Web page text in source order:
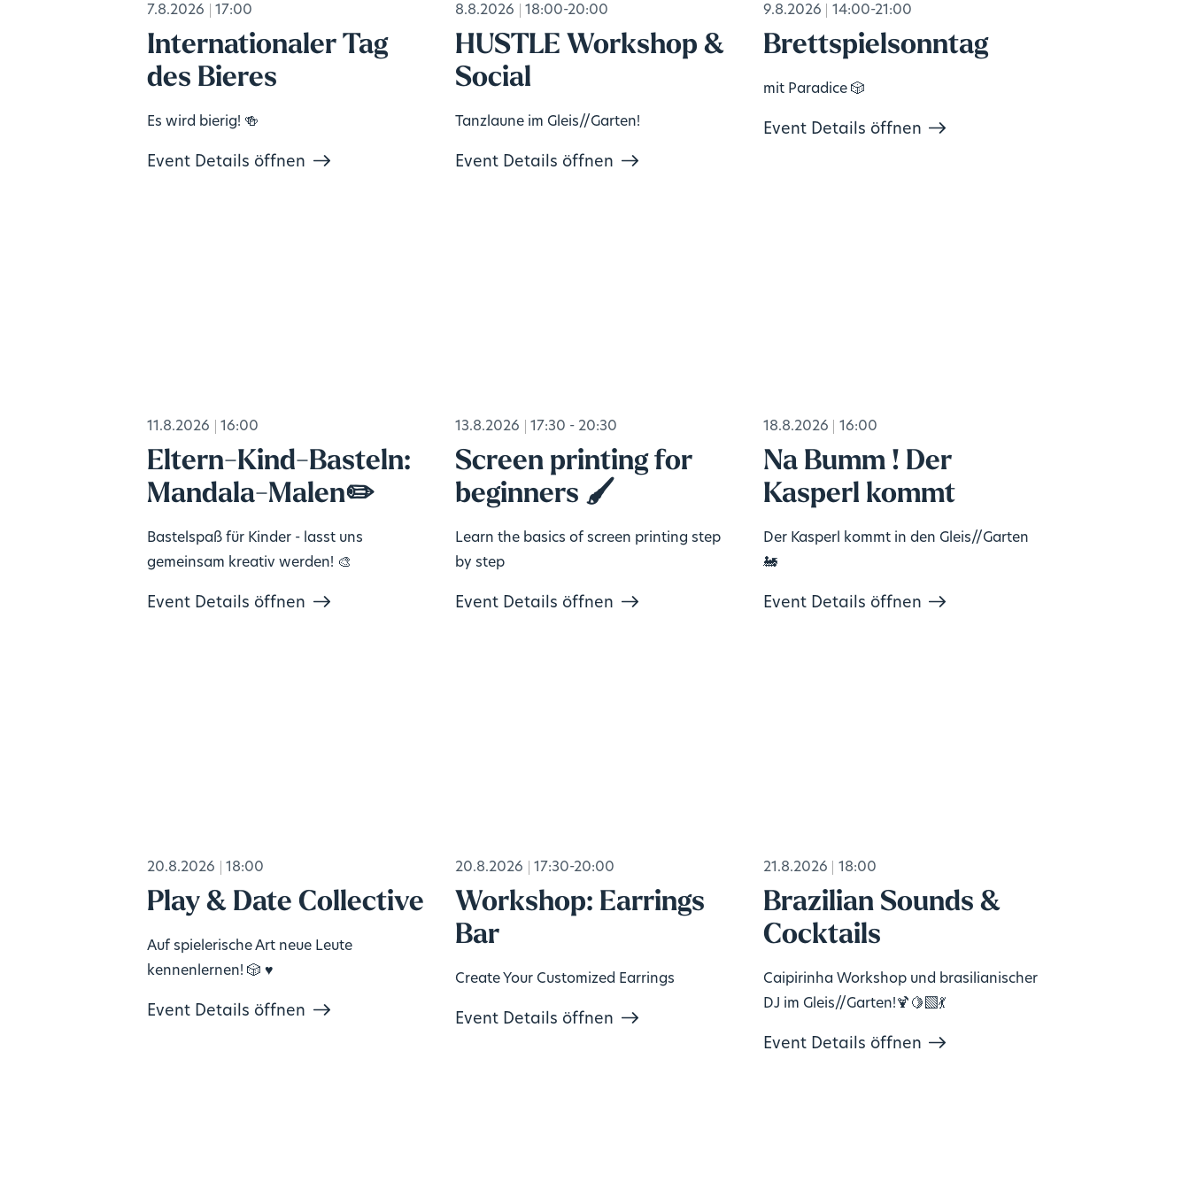
7.8.2026 17:00
Internationaler Tag
des Bieres
Es wird bierig! 🍻
Event Details öffnen
8.8.2026 18:00-20:00
HUSTLE Workshop &
Social
Tanzlaune im Gleis//Garten!
Event Details öffnen
9.8.2026 14:00-21:00
Brettspielsonntag
mit Paradice 🎲
Event Details öffnen
11.8.2026 16:00
Eltern-Kind-Basteln:
Mandala-Malen✏️
Bastelspaß für Kinder - lasst uns
gemeinsam kreativ werden! 🎨
Event Details öffnen
13.8.2026 17:30 - 20:30
Screen printing for
beginners 🖌️
Learn the basics of screen printing step
by step
Event Details öffnen
18.8.2026 16:00
Na Bumm ! Der
Kasperl kommt
Der Kasperl kommt in den Gleis//Garten
🚂
Event Details öffnen
20.8.2026 18:00
Play & Date Collective
Auf spielerische Art neue Leute
kennenlernen! 🎲 ♥️
Event Details öffnen
20.8.2026 17:30-20:00
Workshop: Earrings
Bar
Create Your Customized Earrings
Event Details öffnen
21.8.2026 18:00
Brazilian Sounds &
Cocktails
Caipirinha Workshop und brasilianischer
DJ im Gleis//Garten!🍹🍋‍🟩💃
Event Details öffnen